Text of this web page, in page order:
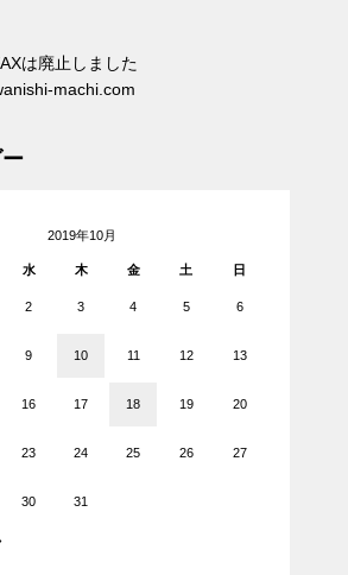
は廃止しました
machi.com
2019年10月
水 木 金 土 日
2 3 4 5 6
9 10 11 12 13
16 17 18 19 20
23 24 25 26 27
30 31